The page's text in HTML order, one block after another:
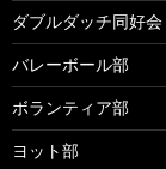
ダブルダッチ同好会
バレーボール部
ボランティア部
ヨット部